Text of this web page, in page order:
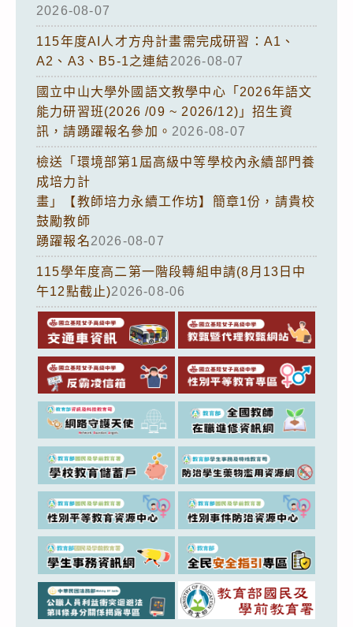
2026-08-07
115年度AI人才方舟計畫需完成研習：A1、
A2、A3、B5-1之連結2026-08-07
國立中山大學外國語文教學中心「2026年語文
能力研習班(2026 /09 ~ 2026/12)」招生資
訊，請踴躍報名參加。 2026-08-07
檢送「環境部第1屆高級中等學校內永續部門養
成培力計
畫」【教師培力永續工作坊】簡章1份，請貴校
鼓勵教師
踴躍報名2026-08-07
115學年度高二第一階段轉組申請(8月13日中
午12點截止)2026-08-06